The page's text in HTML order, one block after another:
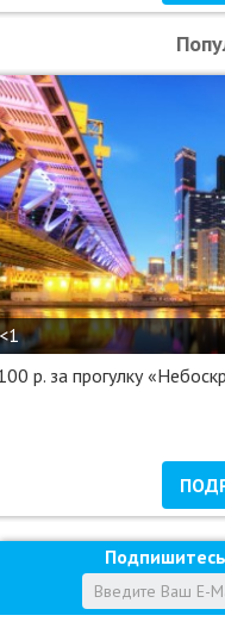
<1
р. за прогулку